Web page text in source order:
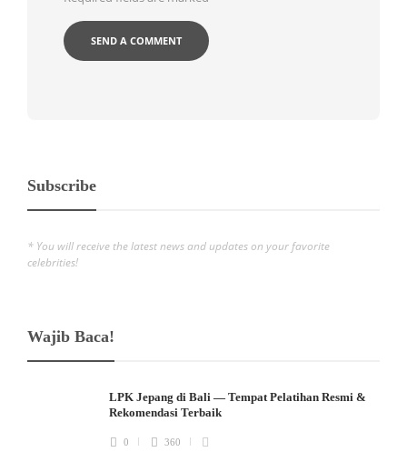
Subscribe
* You will receive the latest news and updates on your favorite
celebrities!
Wajib Baca!
LPK Jepang di Bali — Tempat Pelatihan Resmi &
Rekomendasi Terbaik
0 360